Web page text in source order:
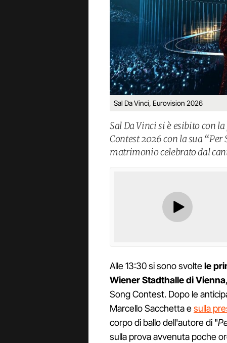
Sal Da Vinci, Eurovision 2026
Sal Da Vinci si è esibito con
Contest 2026 con la sua
matrimonio celebrato dal
Alle 13:30 si sono svoltele
Wiener Stadthalle di Vienna
Song Contest. Dopo le
Marcello Sacchetta esulla
corpo di ballo dell'autore di "
sulla prova avvenuta poche